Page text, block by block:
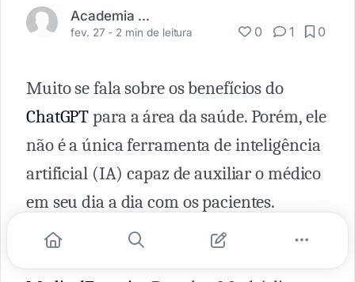
Academia Médica
fev. 27 - 2 min de leitura 0 1 0
Muito se fala sobre os benefícios do
ChatGPTpara a área da saúde. Porém, ele
não é a única ferramenta de inteligência
artificial (IA) capaz de auxiliar o médico
em seu dia a dia com os pacientes.
Recentemente, através de um post em